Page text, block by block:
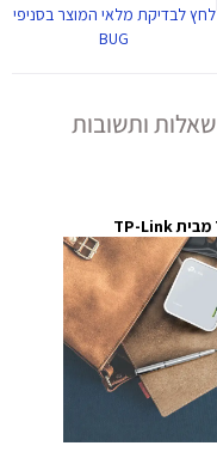
לחץלבדיקת מלאי המוצר בסניפי
BUG
שאלות ותשובות
TP-Link